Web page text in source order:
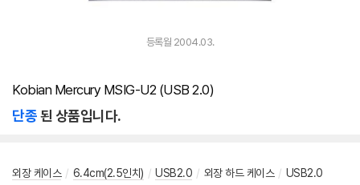
등록월 2004.03.
Kobian Mercury MSIG-U2 (USB 2.0)
단종된 상품입니다.
외장 케이스 / 6.4cm(2.5인치) / USB2.0 / 외장 하드 케이스 / USB2.0